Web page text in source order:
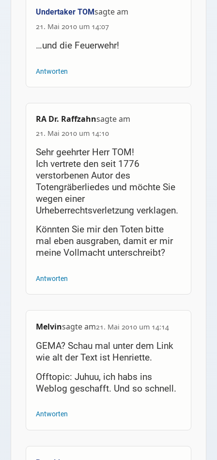
Undertaker TOMsagte am
21. Mai 2010 um 14:07
…und die Feuerwehr!
Antworten
RA Dr. Raffzahnsagte am
21. Mai 2010 um 14:10
Sehr geehrter Herr TOM!
Ich vertrete den seit 1776
verstorbenen Autor des
Totengräberliedes und möchte Sie
wegen einer
Urheberrechtsverletzung verklagen.
Könnten Sie mir den Toten bitte
mal eben ausgraben, damit er mir
meine Vollmacht unterschreibt?
Antworten
Melvinsagte am21. Mai 2010 um 14:14
GEMA? Schau mal unter dem Link
wie alt der Text ist Henriette.
Offtopic: Juhuu, ich habs ins
Weblog geschafft. Und so schnell.
Antworten